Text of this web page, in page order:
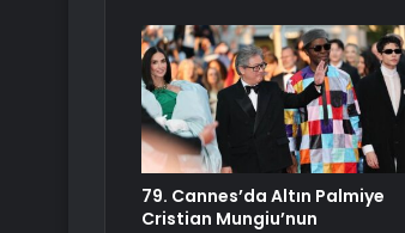
79. Cannes’da Altın Palmiye
Cristian Mungiu’nun